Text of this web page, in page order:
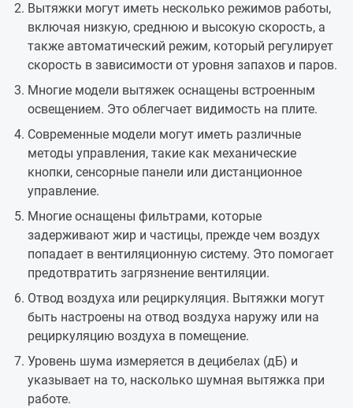
Вытяжки могут иметь несколько режимов работы,
включая низкую, среднюю и высокую скорость, а
также автоматический режим, который регулирует
скорость в зависимости от уровня запахов и паров.
Многие модели вытяжек оснащены встроенным
освещением. Это облегчает видимость на плите.
Современные модели могут иметь различные
методы управления, такие как механические
кнопки, сенсорные панели или дистанционное
управление.
Многие оснащены фильтрами, которые
задерживают жир и частицы, прежде чем воздух
попадает в вентиляционную систему. Это помогает
предотвратить загрязнение вентиляции.
Отвод воздуха или рециркуляция. Вытяжки могут
быть настроены на отвод воздуха наружу или на
рециркуляцию воздуха в помещение.
Уровень шума измеряется в децибелах (дБ) и
указывает на то, насколько шумная вытяжка при
работе.